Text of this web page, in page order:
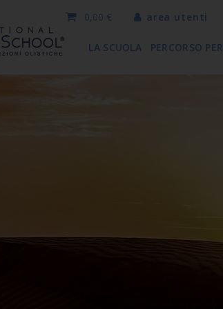
area utenti
0,00 €
LA SCUOLA PERCORSO